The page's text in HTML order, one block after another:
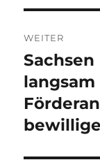
WEITER
Nächster
Beitrag: